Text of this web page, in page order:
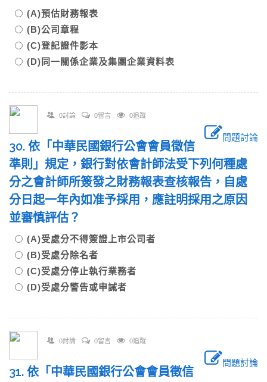
(A)預估財務報表
(B)公司章程
(C)登記證件影本
(D)同一關係企業及集團企業資料表
0討論 0留言 0追蹤
問題討論
30. 依「中華民國銀行公會會員徵信
準則」規定，銀行對依會計師法受下列何種處
分之會計師所簽發之財務報表查核報告，自處
分日起一年內如准予採用，應註明採用之原因
並審慎評估？
(A)受處分不得簽證上市公司者
(B)受處分除名者
(C)受處分停止執行業務者
(D)受處分警告或申誡者
0討論 0留言 0追蹤
問題討論
31. 依「中華民國銀行公會會員徵信